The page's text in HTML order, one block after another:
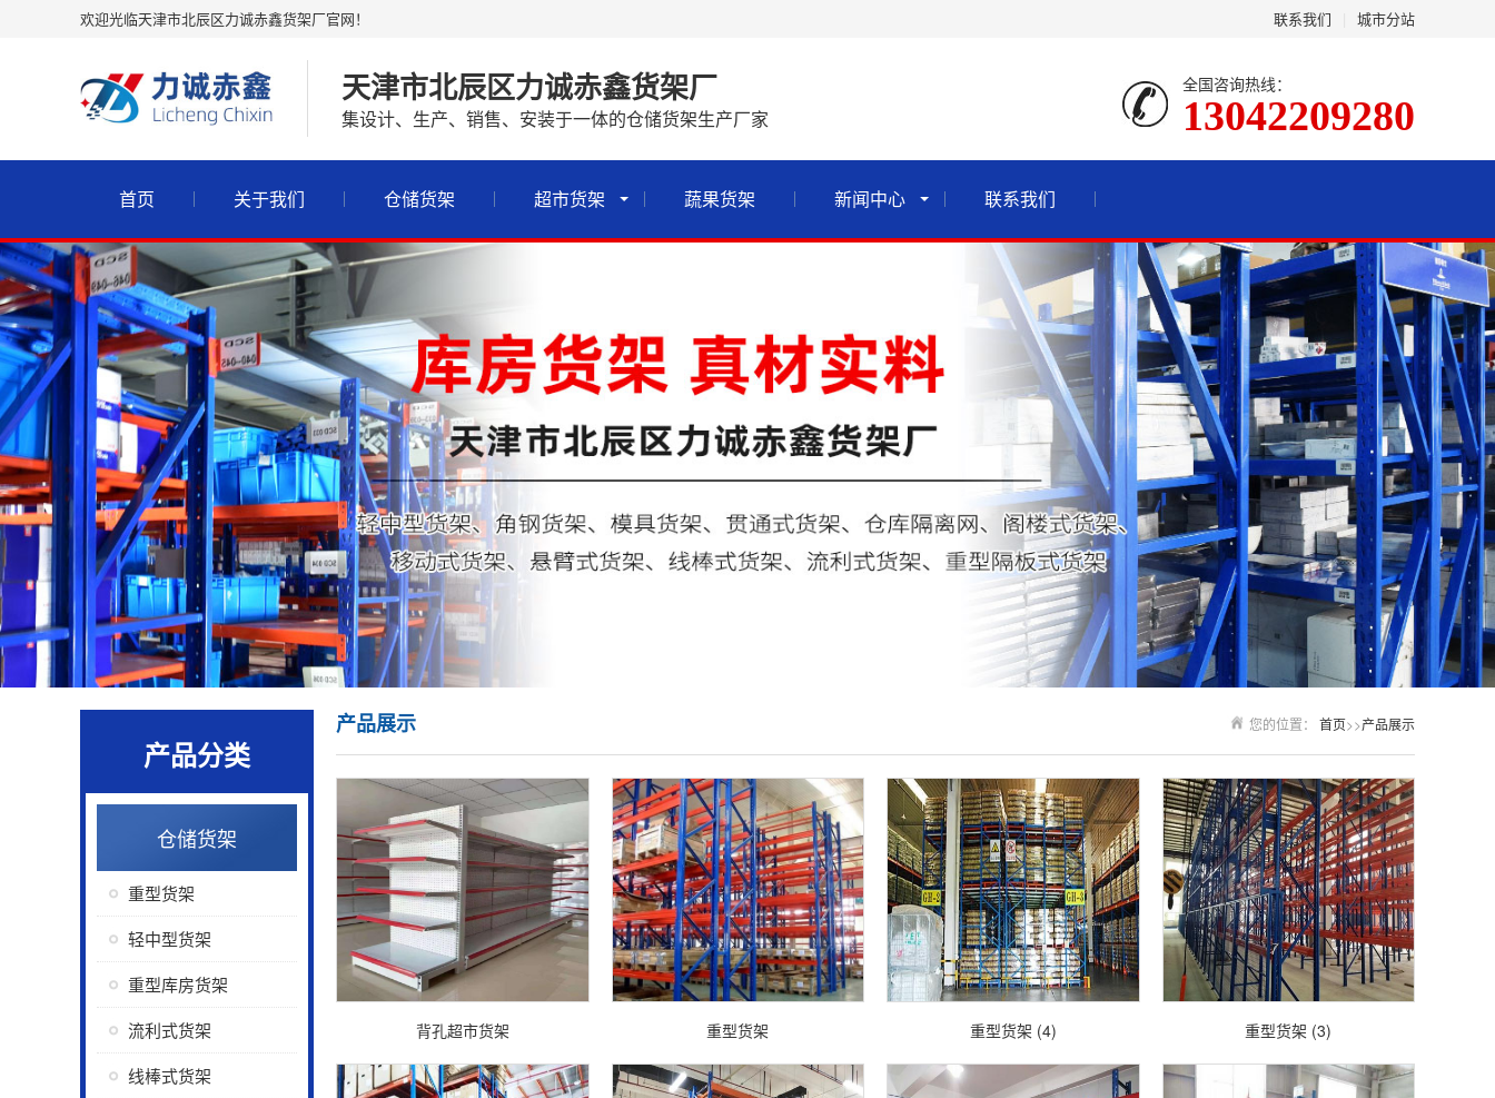
联系我们 城市分站
欢迎光临天津市北辰区力诚赤鑫货架厂官网！
天津市北辰区力诚赤鑫货架厂
集设计、生产、销售、安装于一体的仓储货架生产厂家
全国咨询热线：
13042209280
首页 关于我们 仓储货架 超市货架 蔬果货架 新闻中心 联系我们
产品分类
仓储货架
重型货架
轻中型货架
重型库房货架
流利式货架
线棒式货架
您的位置： 首页>>产品展示
产品展示
背孔超市货架 重型货架 重型货架 (4) 重型货架 (3)